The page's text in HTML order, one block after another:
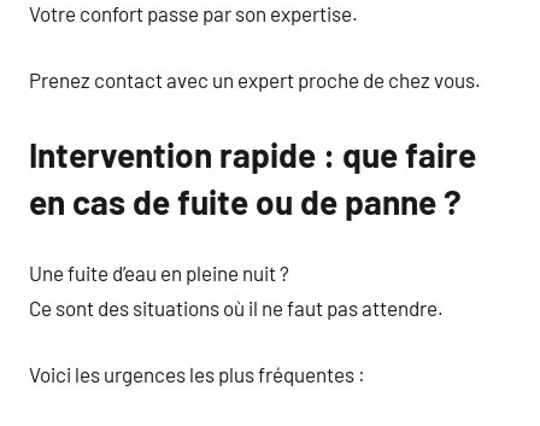
Votre confort passe par son expertise.
Prenez contact avec un expert proche de chez vous.
Intervention rapide : que faire
en cas de fuite ou de panne ?
Une fuite d’eau en pleine nuit ?
Ce sont des situations où il ne faut pas attendre.
Voici les urgences les plus fréquentes :